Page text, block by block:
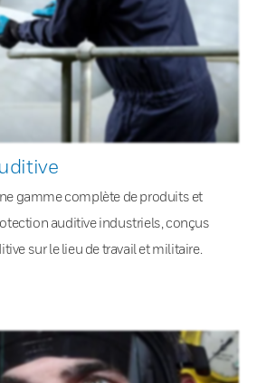
gamme complète de produits et
auditive industriels, conçus
sur le lieu de travail et militaire.